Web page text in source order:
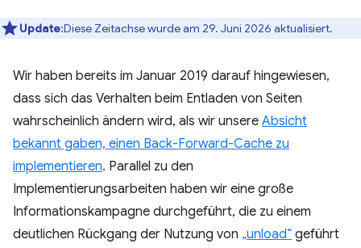
Update:Diese Zeitachse wurde am 29. Juni 2026 aktualisiert.
Wir haben bereits im Januar 2019 darauf hingewiesen,
dass sich das Verhalten beim Entladen von Seiten
wahrscheinlich ändern wird, als wir unsere Absicht
bekannt gaben, einen Back-Forward-Cache zu
implementieren. Parallel zu den
Implementierungsarbeiten haben wir eine große
Informationskampagne durchgeführt, die zu einem
deutlichen Rückgang der Nutzung von „unload“ geführt